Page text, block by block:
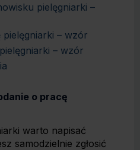
pielęgniarki –
– wzór
– wzór
o pracę
warto napisać
samodzielnie zgłosić